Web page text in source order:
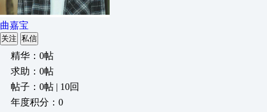
曲嘉宝
关注 私信
精华：0帖
求助：0帖
帖子：0帖 | 10回
年度积分：0